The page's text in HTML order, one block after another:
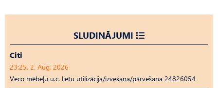
SLUDINĀJUMI
Citi
23:25, 2. Aug, 2026
Veco mēbeļu u.c. lietu utilizācija/izvešana/pārvešana 24826054